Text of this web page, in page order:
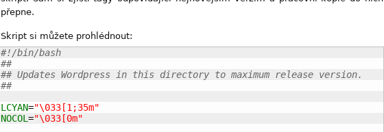
přepne.
Skript si můžete prohlédnout:
#!/bin/bash
##
## Updates Wordpress in this directory to maximum release version.
##
LCYAN="\033[1;35m"
NOCOL ="\033[0m"